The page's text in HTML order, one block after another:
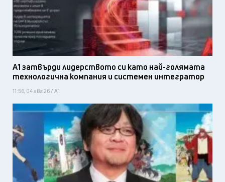
А1 затвърди лидерството си като най-голямата
технологична компания и системен интегратор
11:56, 04 авг 26 / А1